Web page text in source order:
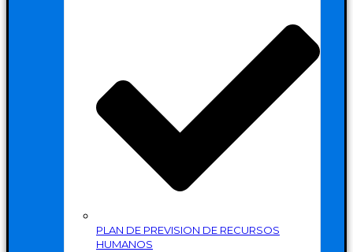
PLAN DE PREVISION DE RECURSOS
HUMANOS